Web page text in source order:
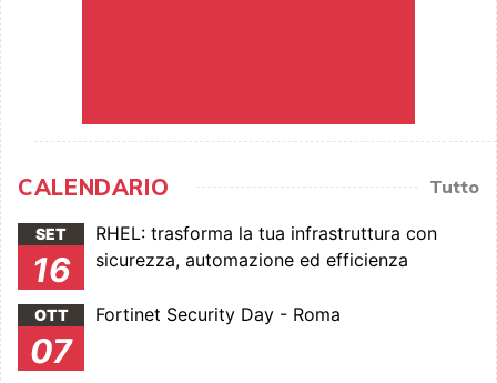
CALENDARIO Tutto
SET
16
RHEL: trasforma la tua infrastruttura con
sicurezza, automazione ed efficienza
OTT
07
Fortinet Security Day - Roma